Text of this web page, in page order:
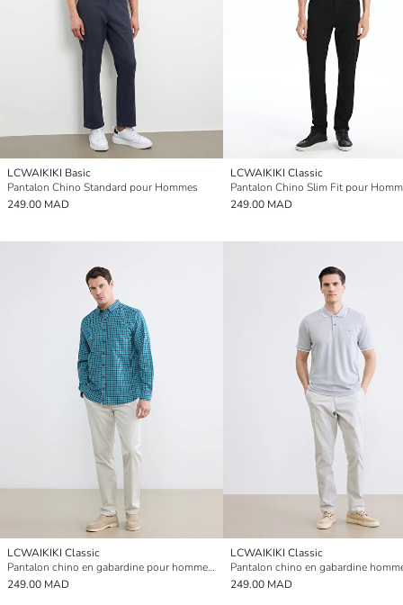
LCWAIKIKI Basic
Pantalon Chino Standard pour Hommes
249.00 MAD
LCWAIKIKI Classic
Pantalon Chino Slim Fit pour
249.00 MAD
LCWAIKIKI Classic
Pantalon chino en gabardine pour homme coupe régulière
249.00 MAD
LCWAIKIKI Classic
249.00 MAD